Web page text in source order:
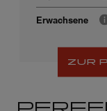
Erwachsene
ZUR